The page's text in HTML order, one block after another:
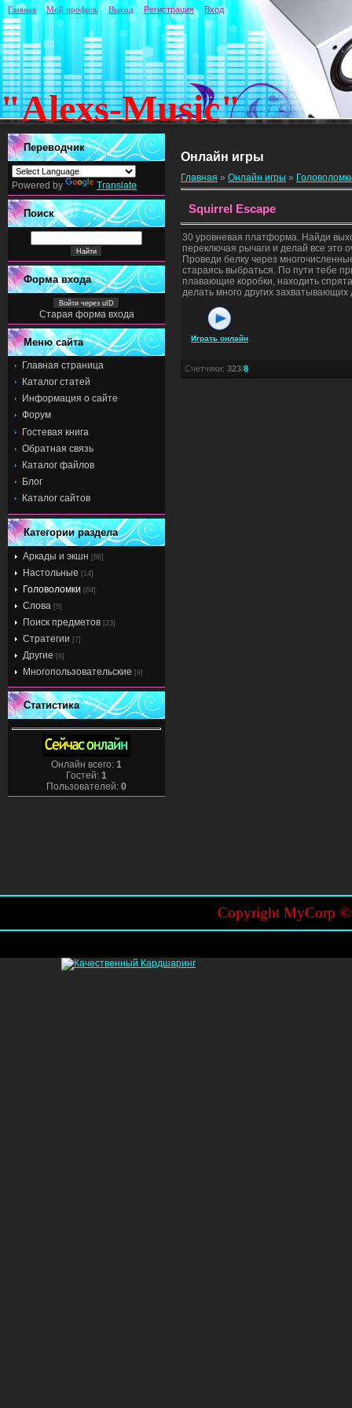
"Alexs-Music"
Главная Мой профиль Выход Регистрация Вход
Переводчик
Powered by Translate
Поиск
Форма входа
Войти через uID
Старая форма входа
Меню сайта
Главная страница
Каталог статей
Информация о сайте
Форум
Гостевая книга
Обратная связь
Каталог файлов
Блог
Каталог сайтов
Категории раздела
Аркады и экшн [86]
Настольные [14]
Головоломки [64]
Слова [5]
Поиск предметов [23]
Стратегии [7]
Другие [6]
Многопользовательские [9]
Статистика
Онлайн всего: 1
Гостей: 1
Пользователей: 0
Онлайн игры
Главная » Онлайн игры »
Squirrel Escape
30 уровневая платформа. Найди
переключая рычаги и делай все это
Проведи белку через
стараясь выбраться. По пути тебе
плавающие коробки, находить
делать много других захватывающих
Играть онлайн
Счетчики: 323/8
Copyright MyCorp